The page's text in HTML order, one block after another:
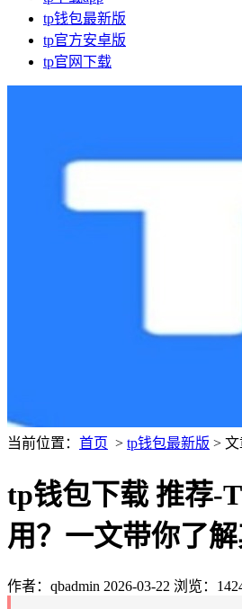
tp钱包最新版
tp官方安卓版
tp官网下载
当前位置： 首页 > tp钱包最新版 >
tp钱包下载 推荐-
用？一文带你了
作者：qbadmin 2026-03-22 浏览：